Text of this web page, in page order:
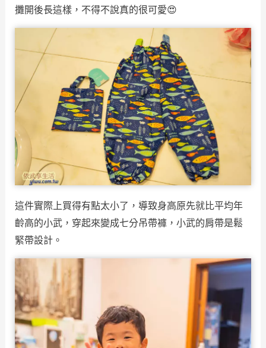
攤開後長這樣，不得不說真的很可愛😍
這件實際上買得有點太小了，導致身高原先就比平均年
齡高的小武，穿起來變成七分吊帶褲，小武的肩帶是鬆
緊帶設計。